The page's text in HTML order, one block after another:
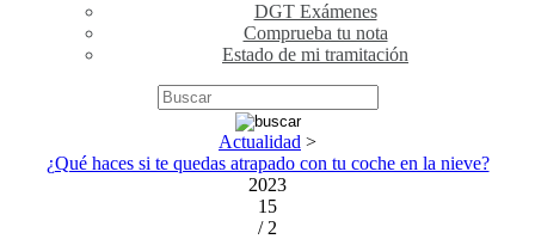
DGT Exámenes
Comprueba tu nota
Estado de mi tramitación
Actualidad >
¿Qué haces si te quedas atrapado con tu coche en la nieve?
2023
15
/ 2